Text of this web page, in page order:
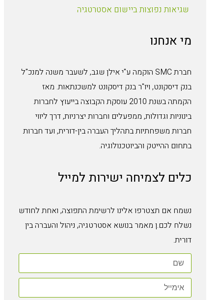
שגיאות נפוצות ביישום אסטרטגיה
מי אנחנו
חברת SMC הוקמה ע"י אילן שגב, לשעבר משנה למנכ"ל
בנק דיסקונט, ויו"ר בנק דיסקונט למשכנתאות. מאז
הקמתה בשנת 2010 עוסקת הקבוצה בייעוץ לחברות
בינוניות וגדולות, ממפעלים וחברות יצרניות, דרך ליווי
חברות משפחתיות בתהליך העברה בין-דורית, ועד חברות
בתחום ההייטק והביוטכנולוגיה.
כלים לצמיחה ישירות למייל
נשמח אם תצטרפו אלינו לרשימת התפוצה, ואחת לחודש
נשלח לכם.ן מאמר בנושא אסטרטגיה, ניהול והעברה בין
דורית.